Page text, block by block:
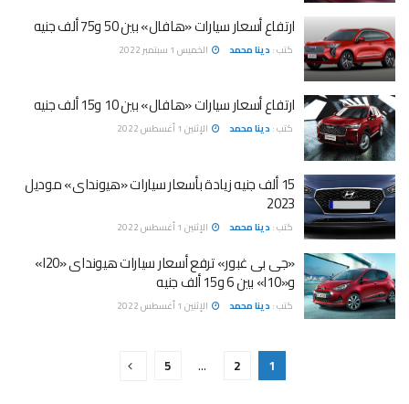
ارتفاع أسعار سيارات «هافال» بين 50 و75 ألف جنيه
كتب : دينا محمد الخميس 1 سبتمبر 2022
ارتفاع أسعار سيارات «هافال» بين 10 و15 ألف جنيه
كتب : دينا محمد الإثنين 1 أغسطس 2022
15 ألف جنيه زيادة بأسعار سيارات «هيونداى» موديل
2023
كتب : دينا محمد الإثنين 1 أغسطس 2022
«جى بى غبور» ترفع أسعار سيارات هيونداى «I20»
و«I10» بين 6 و15 ألف جنيه
كتب : دينا محمد الإثنين 1 أغسطس 2022
1
2
…
5